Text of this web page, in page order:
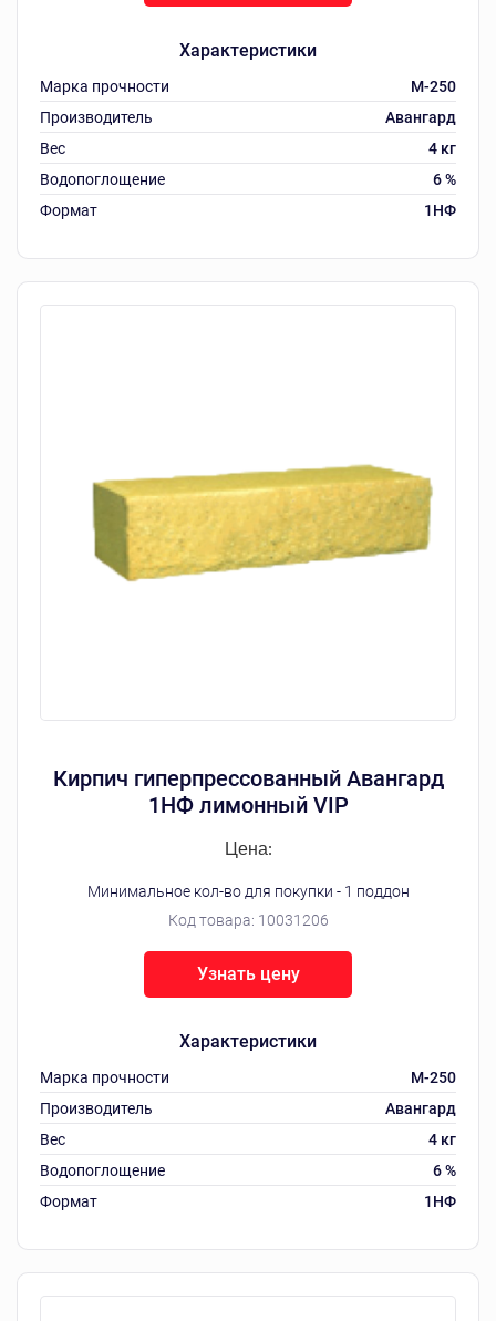
Характеристики
Марка прочности
М-250
Производитель
Авангард
Вес
4 кг
Водопоглощение
6 %
Формат
1НФ
Кирпич гиперпрессованный Авангард
1НФ лимонный VIP
Код товара: 10031206
Цена:
Минимальное кол-во для покупки - 1 поддон
Характеристики
Марка прочности
М-250
Производитель
Авангард
Вес
4 кг
Водопоглощение
6 %
Формат
1НФ
Узнать цену